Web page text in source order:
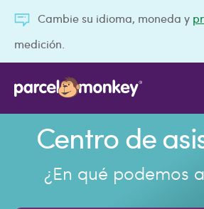
Cambie su idioma, moneda y
medición.
Centro de
¿En qué podemos